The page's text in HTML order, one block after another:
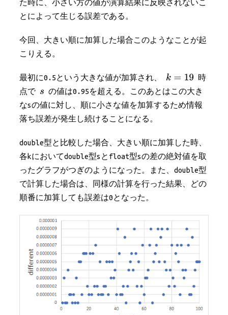
た時に、小さい方の値が演算結果に反映されないこ
とによって生じる誤差である。
今回、大きい順に加算した場合このようなことが起
こりえる。
最初に0.5という大きな値が加算され、
時
点で
の値は0.95を超える。このあとはこの大き
なsの値に対し、順に小さな値を加算するため情報
落ち誤差が発生し続けることになる。
double型と比較した場合、大きい順に加算した時、
各kにおいてdouble型sとfloat型sの差の絶対値を取
ったグラフがつぎのようになった。また、double型
で計算した場合は、同様の計算を行った結果、どの
順番に加算しても誤差は0となった。